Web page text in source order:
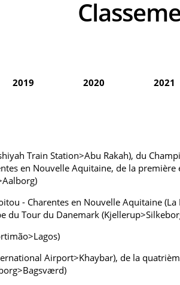
2019 2020 2021
Train Station>Abu Rakah), du
en Nouvelle Aquitaine, de la
- Charentes en Nouvelle Aquitaine
du Tour du Danemark
Airport>Khaybar), de la